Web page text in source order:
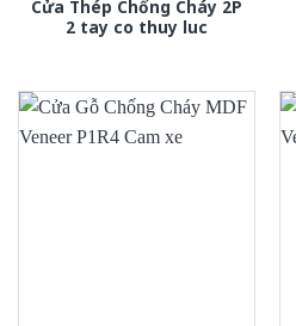
Cửa Thép Chống Cháy 2P
2 tay co thuy luc